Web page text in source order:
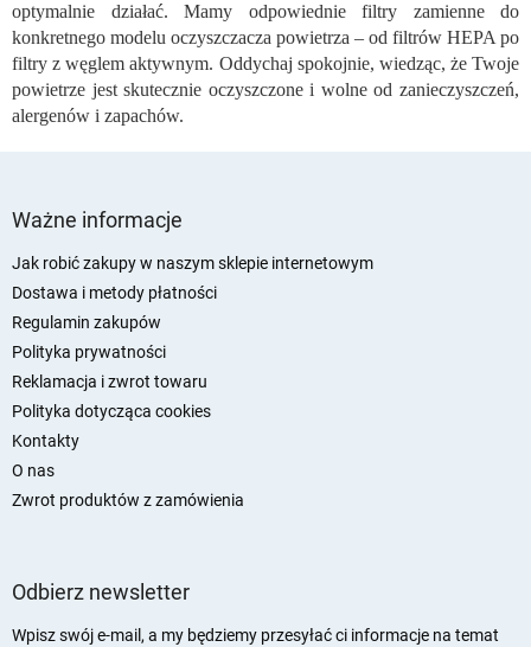
optymalnie działać. Mamy odpowiednie filtry zamienne do
konkretnego modelu oczyszczacza powietrza – od filtrów HEPA po
filtry z węglem aktywnym. Oddychaj spokojnie, wiedząc, że Twoje
powietrze jest skutecznie oczyszczone i wolne od zanieczyszczeń,
alergenów i zapachów.
Ważne informacje
Jak robić zakupy w naszym sklepie internetowym
Dostawa i metody płatności
Regulamin zakupów
Polityka prywatności
Reklamacja i zwrot towaru
Polityka dotycząca cookies
Kontakty
O nas
Zwrot produktów z zamówienia
Odbierz newsletter
Wpisz swój e-mail, a my będziemy przesyłać ci informacje na temat